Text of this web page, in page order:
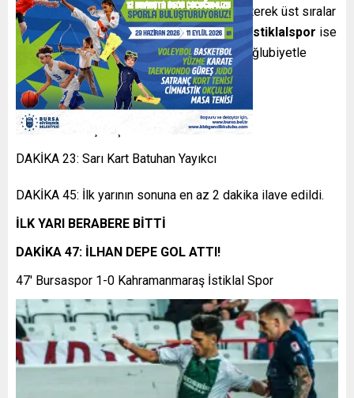
Bu sonuçla Bursaspor, ligde puanını yükselterek üst sıralar
için önemli bir adım attı.Kahramanmaraş İstiklalspor ise
deplasmandan puansız ayrılarak haftayı mağlubiyetle
kapattı.
CANLI TAKİP
DAKİKA 0: Maç başladı
DAKİKA 23: Sarı Kart Batuhan Yayıkcı
DAKİKA 45: İlk yarının sonuna en az 2 dakika ilave edildi.
İLK YARI BERABERE BİTTİ
DAKİKA 47: İLHAN DEPE GOL ATTI!
47′ Bursaspor 1-0 Kahramanmaraş İstiklal Spor